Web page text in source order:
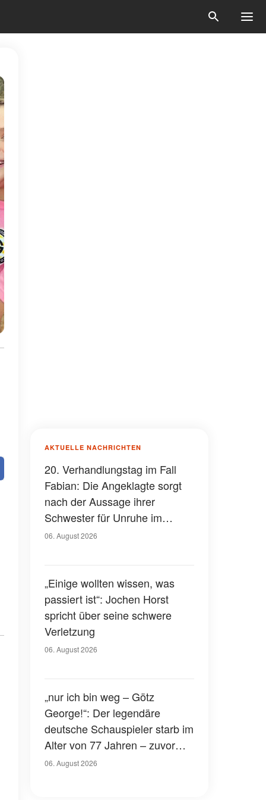
AKTUELLE NACHRICHTEN
20. Verhandlungstag im Fall
Fabian: Die Angeklagte sorgt
nach der Aussage ihrer
Schwester für Unruhe im
Gerichtssaal – was ist
06. August 2026
„Einige wollten wissen, was
passiert ist“: Jochen Horst
spricht über seine schwere
Verletzung
06. August 2026
„nur ich bin weg – Götz
George!“: Der legendäre
deutsche Schauspieler starb im
Alter von 77 Jahren – zuvor
hatte er über seinen eigenen
06. August 2026